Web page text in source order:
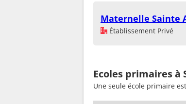
Maternelle Sainte
Établissement Privé
Ecoles primaires
Une seule école primaire